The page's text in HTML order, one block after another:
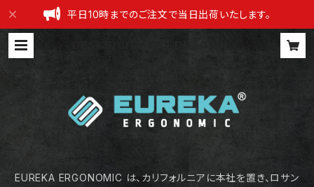
平日10時までのご注文で当日出荷いたします。
EUREKA ERGONOMIC は、カリフォルニアに本社を置き、ロサン